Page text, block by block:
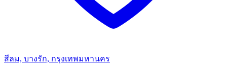
สีลม, บางรัก, กรุงเทพมหานคร